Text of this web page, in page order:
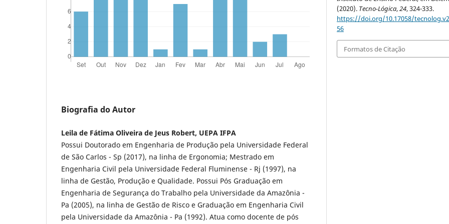
Biografia do Autor
Leila de Fátima Oliveira de Jeus Robert, UEPA IFPA
Possui Doutorado em Engenharia de Produção pela Universidade Federal
de São Carlos - Sp (2017), na linha de Ergonomia; Mestrado em
Engenharia Civil pela Universidade Federal Fluminense - Rj (1997), na
linha de Gestão, Produção e Qualidade. Possui Pós Graduação em
Engenharia de Segurança do Trabalho pela Universidade da Amazônia -
Pa (2005), na linha de Gestão de Risco e Graduação em Engenharia Civil
pela Universidade da Amazônia - Pa (1992). Atua como docente de pós
(2020). Tecno-Lógica,24, 324-333.
https://doi.org/10.17058/
56
Formatos de Citação